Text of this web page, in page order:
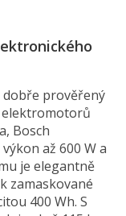
dobře prověřený
elektromotorů
Bosch
až 600 W a
je elegantně
zamaskované
400 Wh. S